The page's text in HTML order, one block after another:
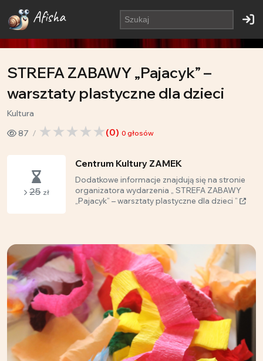
Afisha
STREFA ZABAWY „Pajacyk” –
warsztaty plastyczne dla dzieci
Kultura
87
(0) 0 głosów
25 zł
Centrum Kultury ZAMEK
Dodatkowe informacje znajdują się na stronie
organizatora wydarzenia „ STREFA ZABAWY
„Pajacyk” – warsztaty plastyczne dla dzieci ”